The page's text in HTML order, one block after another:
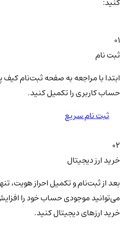
01
ثبت نام
ابتدا با مراجعه به صفحه ثبت‌نام کیف‌
حساب کاربری را تکمیل کنید.
ثبت نام سریع
02
خرید ارز دیجیتال
بعد از ثبت‌نام و تکمیل احراز هویت، تنها
می‌توانید موجودی حساب خود را
خرید ارزهای دیجیتال کنید.